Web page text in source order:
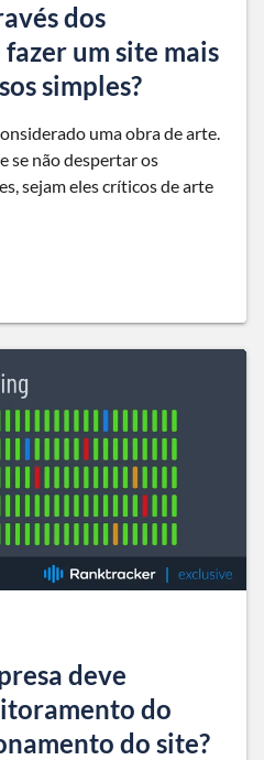
dos
um site mais
simples?
uma obra de arte.
se não despertar os
sejam eles críticos de arte
deve
do
do site?